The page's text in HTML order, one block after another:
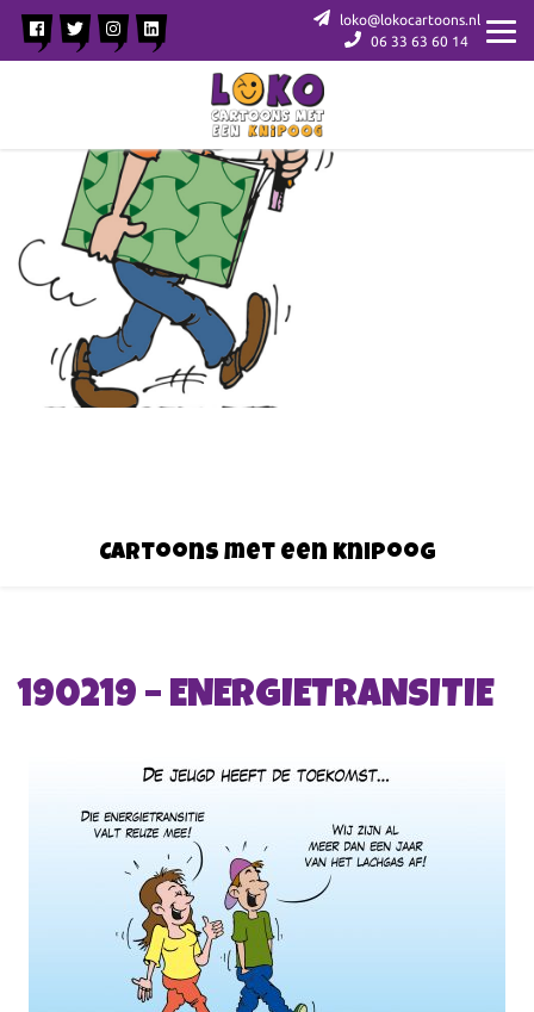
loko@lokocartoons.nl
06 33 63 60 14
Cartoons met een knipoog
190219 – ENERGIETRANSITIE